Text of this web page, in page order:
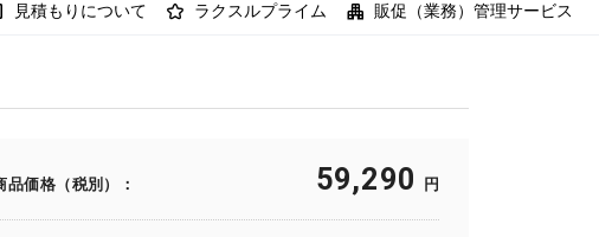
見積もりについて ラクスルプライム 販促（業務）管理サービス
品価格（税別）： 59,290 円